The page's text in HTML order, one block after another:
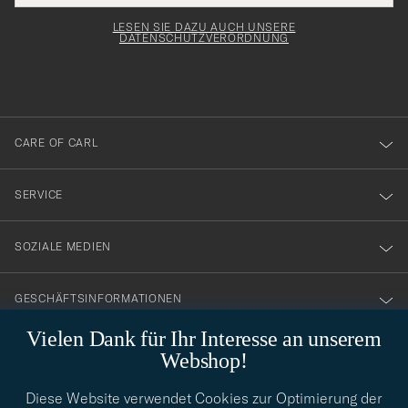
Vielen Dank für Ihr Interesse an unserem
Webshop!
Diese Website verwendet Cookies zur Optimierung der
Adresse
för
dig
till
vårt
nyhetsbrev!
LESEN SIE DAZU AUCH UNSERE
DATENSCHUTZVERORDNUNG
CARE OF CARL
SERVICE
SOZIALE MEDIEN
GESCHÄFTSINFORMATIONEN